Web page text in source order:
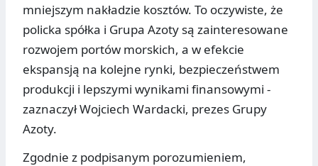
mniejszym nakładzie kosztów. To oczywiste, że
policka spółka i Grupa Azoty są zainteresowane
rozwojem portów morskich, a w efekcie
ekspansją na kolejne rynki, bezpieczeństwem
produkcji i lepszymi wynikami finansowymi -
zaznaczył Wojciech Wardacki, prezes Grupy
Azoty.
Zgodnie z podpisanym porozumieniem,